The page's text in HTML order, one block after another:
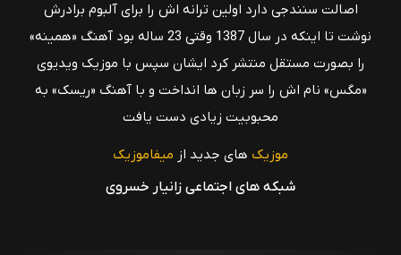
اصالت سنندجی دارد اولین ترانه اش را برای آلبوم برادرش
نوشت تا اینکه در سال 1387 وقتی 23 ساله بود آهنگ «همینه»
را بصورت مستقل منتشر کرد ایشان سپس با موزیک ویدیوی
«مگس» نام اش را سر زبان ها انداخت و با آهنگ «ریسک» به
محبوبیت زیادی دست یافت
موزیک های جدید از میفاموزیک
شبکه های اجتماعی زانیار خسروی